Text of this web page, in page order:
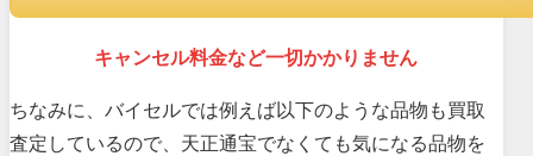
キャンセル料金など一切かかりません
ちなみに、バイセルでは例えば以下のような品物も買取
査定しているので、天正通宝でなくても気になる品物を